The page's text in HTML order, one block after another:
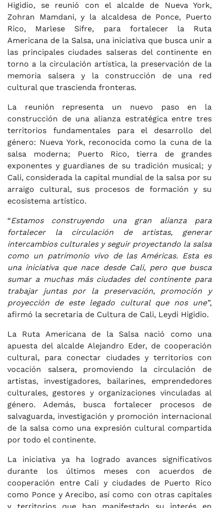
Higidio, se reunió con el alcalde de Nueva York,
Zohran Mamdani, y la alcaldesa de Ponce, Puerto
Rico, Marlese Sifre, para fortalecer la Ruta
Americana de la Salsa, una iniciativa que busca unir a
las principales ciudades salseras del continente en
torno a la circulación artística, la preservación de la
memoria salsera y la construcción de una red
cultural que trascienda fronteras.
La reunión representa un nuevo paso en la
construcción de una alianza estratégica entre tres
territorios fundamentales para el desarrollo del
género: Nueva York, reconocida como la cuna de la
salsa moderna; Puerto Rico, tierra de grandes
exponentes y guardianes de su tradición musical; y
Cali, considerada la capital mundial de la salsa por su
arraigo cultural, sus procesos de formación y su
ecosistema artístico.
“Estamos construyendo una gran alianza para
fortalecer la circulación de artistas, generar
intercambios culturales y seguir proyectando la salsa
como un patrimonio vivo de las Américas. Esta es
una iniciativa que nace desde Cali, pero que busca
sumar a muchas más ciudades del continente para
trabajar juntas por la preservación, promoción y
proyección de este legado cultural que nos une”,
afirmó la secretaria de Cultura de Cali, Leydi Higidio.
La Ruta Americana de la Salsa nació como una
apuesta del alcalde Alejandro Eder, de cooperación
cultural, para conectar ciudades y territorios con
vocación salsera, promoviendo la circulación de
artistas, investigadores, bailarines, emprendedores
culturales, gestores y organizaciones vinculadas al
género. Además, busca fortalecer procesos de
salvaguarda, investigación y promoción internacional
de la salsa como una expresión cultural compartida
por todo el continente.
La iniciativa ya ha logrado avances significativos
durante los últimos meses con acuerdos de
cooperación entre Cali y ciudades de Puerto Rico
como Ponce y Arecibo, así como con otras capitales